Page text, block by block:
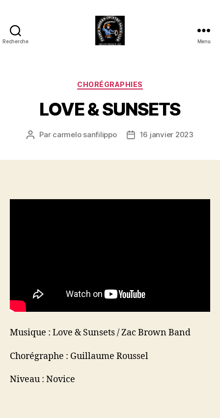
Recherche
de
Billy-
Berclau
(62)
Menu
Catégories
CHORÉGRAPHIES
LOVE & SUNSETS
Auteur
Par carmelo sanfilippo
Date16 janvier 2023
Musique : Love & Sunsets / Zac Brown Band
Chorégraphe : Guillaume Roussel
Niveau : Novice